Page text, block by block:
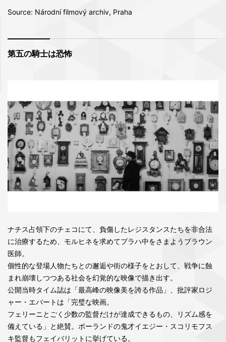
Source: Národní filmový archiv, Praha
第五の騎士は恐怖
ナチス占領下のチェコにて、負傷したレジスタンスたちを非合法
に治療するため、モルヒネを求めてプラハ中をさまようブラウン
医師。
個性的な登場人物たちとの邂逅や街の様子をとおして、戦争に蝕
まれ崩壊しつつある社会を幻覚的な映像で描き出す。
公開当時タイム誌は「最高峰の映像美を誇る作品」、批評家ロジ
ャー・エバートは「完璧な映画。
フェリーニとごく少数の監督だけが達成できるもの、リズム感を
備えている」と絶賛。ポーランドの鬼才イエジー・スコリモフス
キ監督もフェイバリットに挙げている。